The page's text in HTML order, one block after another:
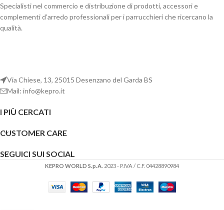
Specialisti nel commercio e distribuzione di prodotti, accessori e
complementi d’arredo professionali per i parrucchieri che ricercano la
qualità.
Via Chiese, 13, 25015 Desenzano del Garda BS
Mail: info@kepro.it
I PIÙ CERCATI
CUSTOMER CARE
SEGUICI SUI SOCIAL
KEPRO WORLD S.p.A. 2023 - P.IVA / C.F. 04428890984